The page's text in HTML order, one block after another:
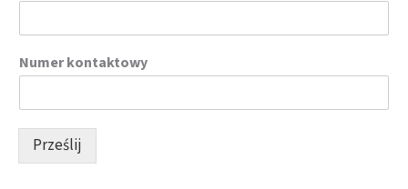
Numer kontaktowy
Prześlij